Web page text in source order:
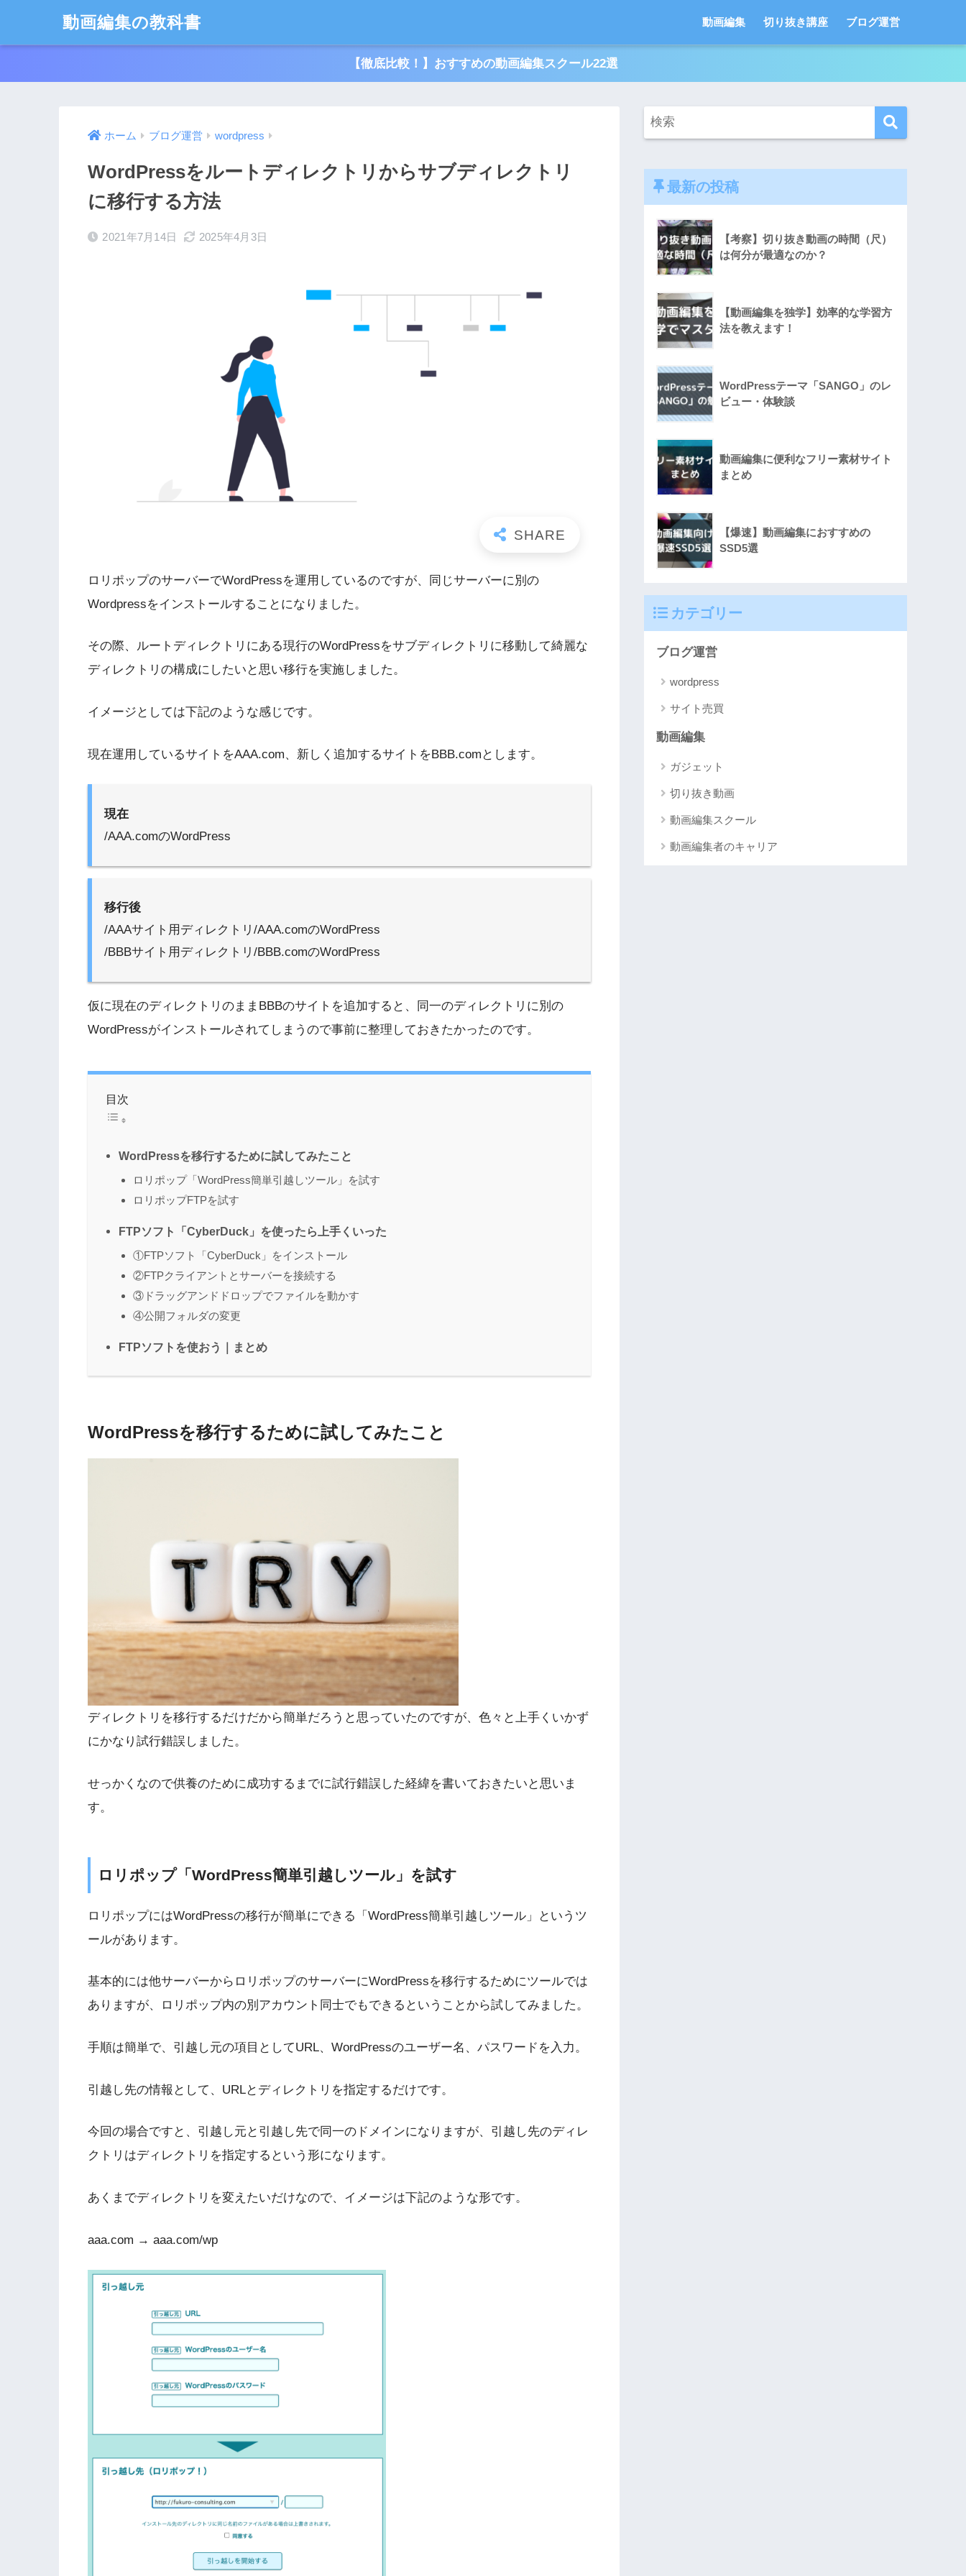
動画編集の教科書 動画編集 切り抜き講座 ブログ運営
【徹底比較！】おすすめの動画編集スクール22選
ホーム ブログ運営 wordpress
WordPressをルートディレクトリからサブディレクトリ
に移行する方法
2021年7月14日 2025年4月3日
ロリポップのサーバーでWordPressを運用しているのですが、同じサーバーに別の
Wordpressをインストールすることになりました。
その際、ルートディレクトリにある現行のWordPressをサブディレクトリに移動して綺麗な
ディレクトリの構成にしたいと思い移行を実施しました。
イメージとしては下記のような感じです。
現在運用しているサイトをAAA.com、新しく追加するサイトをBBB.comとします。
現在
/AAA.comのWordPress
移行後
/AAAサイト用ディレクトリ/AAA.comのWordPress
/BBBサイト用ディレクトリ/BBB.comのWordPress
仮に現在のディレクトリのままBBBのサイトを追加すると、同一のディレクトリに別の
WordPressがインストールされてしまうので事前に整理しておきたかったのです。
目次
WordPressを移行するために試してみたこと
ロリポップ「WordPress簡単引越しツール」を試す
ロリポップFTPを試す
FTPソフト「CyberDuck」を使ったら上手くいった
①FTPソフト「CyberDuck」をインストール
②FTPクライアントとサーバーを接続する
③ドラッグアンドドロップでファイルを動かす
④公開フォルダの変更
FTPソフトを使おう｜まとめ
WordPressを移行するために試してみたこと
ディレクトリを移行するだけだから簡単だろうと思っていたのですが、色々と上手くいかず
にかなり試行錯誤しました。
せっかくなので供養のために成功するまでに試行錯誤した経緯を書いておきたいと思いま
す。
ロリポップ「WordPress簡単引越しツール」を試す
ロリポップにはWordPressの移行が簡単にできる「WordPress簡単引越しツール」というツ
ールがあります。
基本的には他サーバーからロリポップのサーバーにWordPressを移行するためにツールでは
ありますが、ロリポップ内の別アカウント同士でもできるということから試してみました。
手順は簡単で、引越し元の項目としてURL、WordPressのユーザー名、パスワードを入力。
引越し先の情報として、URLとディレクトリを指定するだけです。
今回の場合ですと、引越し元と引越し先で同一のドメインになりますが、引越し先のディレ
クトリはディレクトリを指定するという形になります。
あくまでディレクトリを変えたいだけなので、イメージは下記のような形です。
aaa.com → aaa.com/wp
最新の投稿
【考察】切り抜き動画の時間（尺）
は何分が最適なのか？
【動画編集を独学】効率的な学習方
法を教えます！
WordPressテーマ「SANGO」のレ
ビュー・体験談
動画編集に便利なフリー素材サイト
まとめ
【爆速】動画編集におすすめの
SSD5選
カテゴリー
ブログ運営
wordpress
サイト売買
動画編集
ガジェット
切り抜き動画
動画編集スクール
動画編集者のキャリア